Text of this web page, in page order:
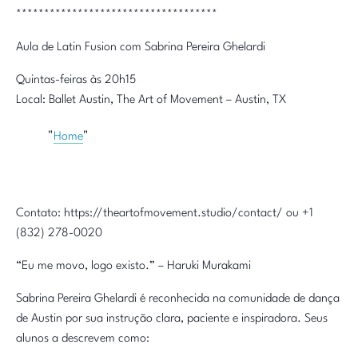
************************************
Aula de Latin Fusion com Sabrina Pereira Ghelardi
Quintas-feiras às 20h15
Local: Ballet Austin, The Art of Movement – Austin, TX
Home
Contato: https://theartofmovement.studio/contact/ ou +1
(832) 278-0020
“Eu me movo, logo existo.” – Haruki Murakami
Sabrina Pereira Ghelardi é reconhecida na comunidade de dança
de Austin por sua instrução clara, paciente e inspiradora. Seus
alunos a descrevem como: